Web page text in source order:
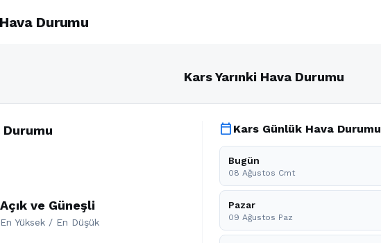
Durumu
Kars Yarınki Hava Durumu
Durumu
Açık ve Güneşli
En Yüksek / En Düşük
calendar_today Kars Günlük Hava Durumu
Bugün
08 Ağustos Cmt
Pazar
09 Ağustos Paz